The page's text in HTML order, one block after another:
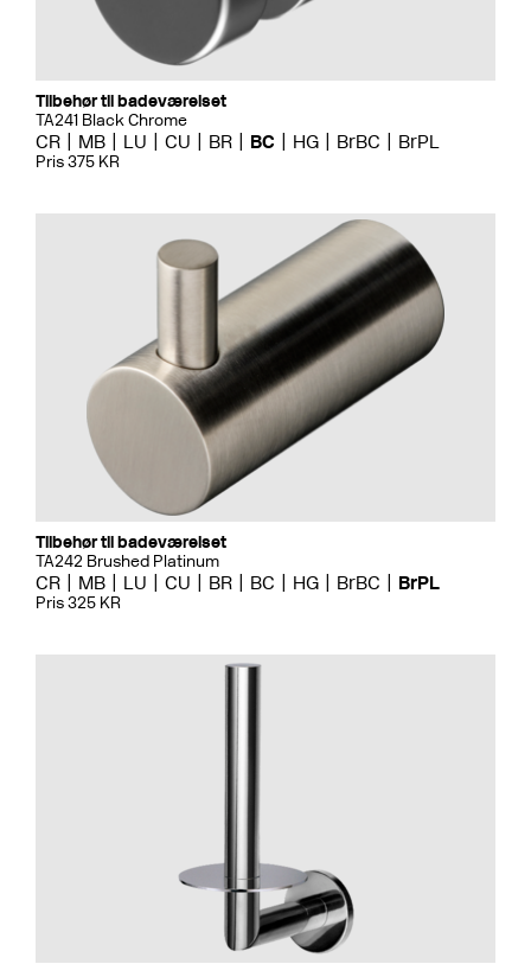
Tilbehør til badeværelset
TA241 Black Chrome
CR MB LU CU BR BC HG BrBC BrPL
Pris 375 KR
Tilbehør til badeværelset
TA242 Brushed Platinum
CR MB LU CU BR BC HG BrBC BrPL
Pris 325 KR